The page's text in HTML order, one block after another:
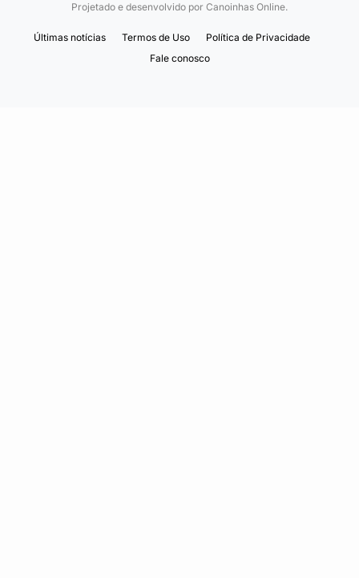
Projetado e desenvolvido por Canoinhas Online.
Últimas notícias Termos de Uso
Política de Privacidade
Fale conosco